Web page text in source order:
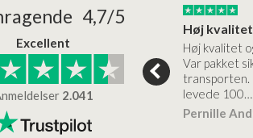
4,7/5
Excellent
2.041
22/01/2026
Kanon god service
Kanon god service. Varerne
bliver leveret hurtigt, og det
er virkelig kvalitet.
Lise
Høj kvalitet
Var pakket
levede 100…
Pernille